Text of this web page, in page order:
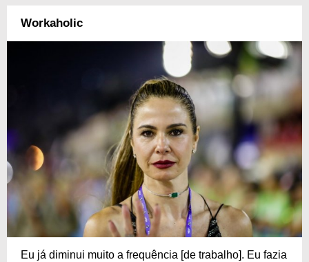
Workaholic
Eu já diminui muito a frequência [de trabalho]. Eu fazia